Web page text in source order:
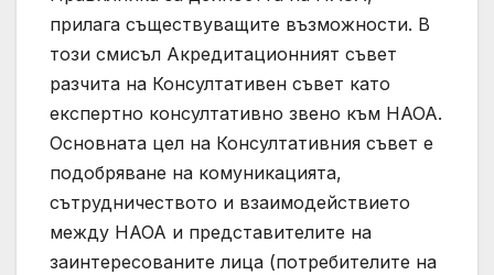
прилага съществуващите възможности. В
този смисъл Акредитационният съвет
разчита на Консултативен съвет като
експертно консултативно звено към НАОА.
Основната цел на Консултативния съвет е
подобряване на комуникацията,
сътрудничеството и взаимодействието
между НАОА и представителите на
заинтересованите лица (потребителите на